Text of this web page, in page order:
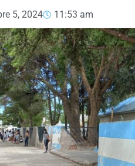
5, 2024 11:53 am